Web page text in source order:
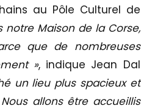
au Pôle Culturel de
notre Maison de la Corse,
que de nombreuses
», indique Jean Dal
un lieu plus spacieux et
allons être accueillis